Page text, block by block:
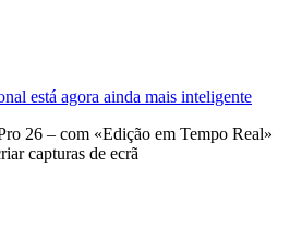
está agora ainda mais inteligente
26 – com «Edição em Tempo Real»
capturas de ecrã